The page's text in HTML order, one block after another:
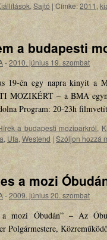
,Sajtó | Címke:2011,
a budapesti
-2010. június 19. szombat
19-én egy napra kinyit a
MOZIKÉRT – a BMA
Program: 20-23h
a budapesti moziparkról,
, Ufa, Westend | Szóljon hozzá
a mozi
-2009. június 20. szombat
a mozi Óbudán” – Az
Polgármestere,